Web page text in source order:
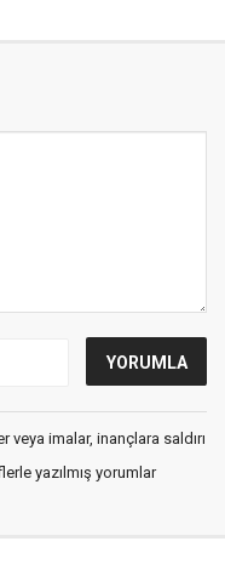
imalar, inançlara saldırı
yazılmış yorumlar